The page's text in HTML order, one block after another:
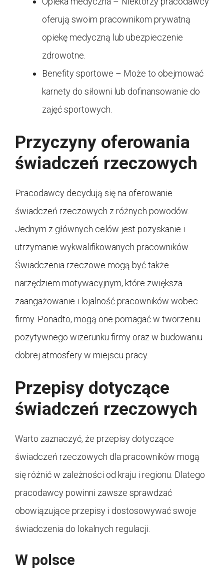
oferują swoim pracownikom prywatną
opiekę medyczną lub ubezpieczenie
zdrowotne.
Benefity sportowe – Może to obejmować
karnety do siłowni lub dofinansowanie do
zajęć sportowych.
Przyczyny oferowania
świadczeń rzeczowych
Pracodawcy decydują się na oferowanie
świadczeń rzeczowych z różnych powodów.
Jednym z głównych celów jest pozyskanie i
utrzymanie wykwalifikowanych pracowników.
Świadczenia rzeczowe mogą być także
narzędziem motywacyjnym, które zwiększa
zaangażowanie i lojalność pracowników wobec
firmy. Ponadto, mogą one pomagać w tworzeniu
pozytywnego wizerunku firmy oraz w budowaniu
dobrej atmosfery w miejscu pracy.
Przepisy dotyczące
świadczeń rzeczowych
Warto zaznaczyć, że przepisy dotyczące
świadczeń rzeczowych dla pracowników mogą
się różnić w zależności od kraju i regionu. Dlatego
pracodawcy powinni zawsze sprawdzać
obowiązujące przepisy i dostosowywać swoje
świadczenia do lokalnych regulacji.
W polsce